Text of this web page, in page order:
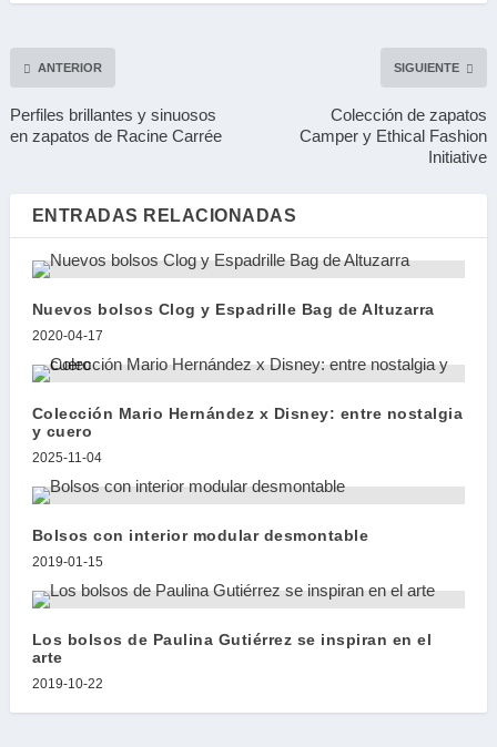
ANTERIOR
Perfiles brillantes y sinuosos
en zapatos de Racine Carrée
SIGUIENTE
Colección de zapatos
Camper y Ethical Fashion
Initiative
ENTRADAS RELACIONADAS
Nuevos bolsos Clog y Espadrille Bag de Altuzarra
2020-04-17
Colección Mario Hernández x Disney: entre nostalgia
y cuero
2025-11-04
Bolsos con interior modular desmontable
2019-01-15
Los bolsos de Paulina Gutiérrez se inspiran en el
arte
2019-10-22